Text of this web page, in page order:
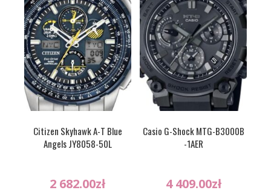
Citizen Skyhawk A-T Blue
Angels JY8058-50L
2 682.00zł
Casio G-Shock MTG-B3000B
-1AER
4 409.00zł